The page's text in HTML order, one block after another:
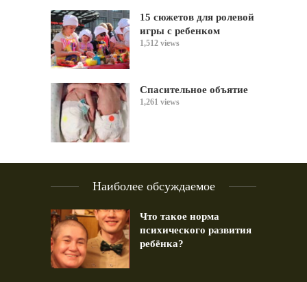
15 сюжетов для ролевой
игры с ребенком
1,512 views
Спасительное объятие
1,261 views
Наиболее обсуждаемое
Что такое норма
психического развития
ребёнка?